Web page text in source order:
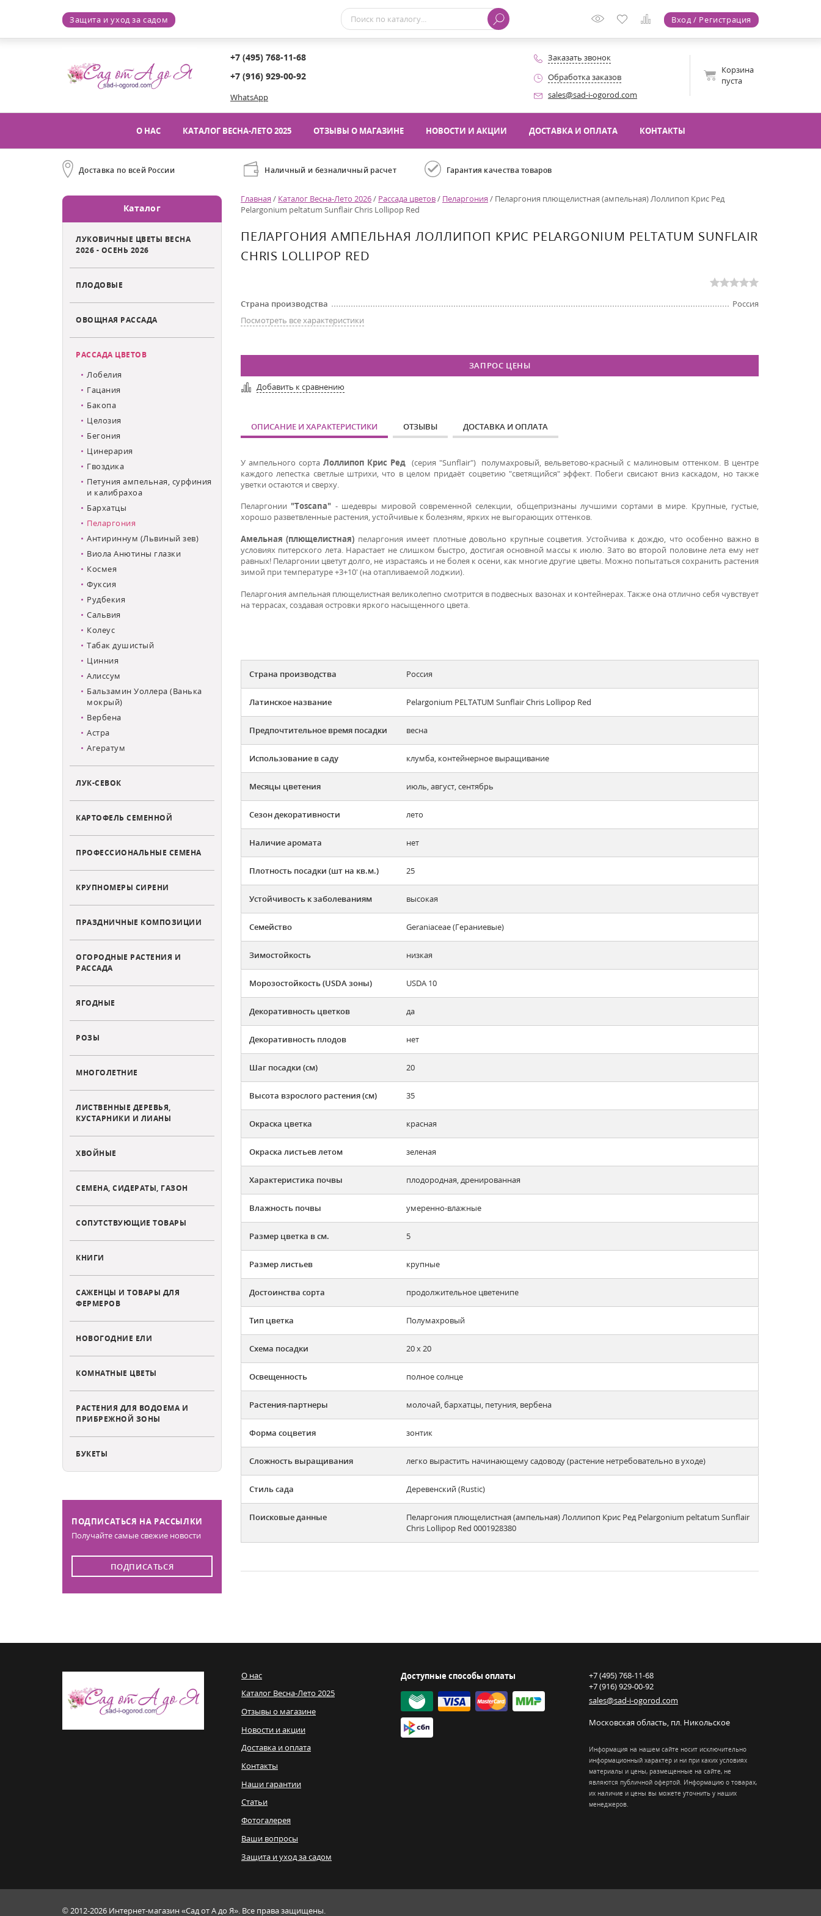
Защита и уход за садом Вход / Регистрация
+7 (495) 768-11-68
+7 (916) 929-00-92
WhatsApp
Заказать звонок
Обработка заказов
sales@sad-i-ogorod.com
Корзина
пуста
О НАС КАТАЛОГ ВЕСНА-ЛЕТО 2025 ОТЗЫВЫ О МАГАЗИНЕ НОВОСТИ И АКЦИИ ДОСТАВКА И ОПЛАТА КОНТАКТЫ
Доставка по всей России Наличный и безналичный расчет Гарантия качества товаров
Каталог
ЛУКОВИЧНЫЕ ЦВЕТЫ ВЕСНА
2026 - ОСЕНЬ 2026
ПЛОДОВЫЕ
ОВОЩНАЯ РАССАДА
РАССАДА ЦВЕТОВ
Лобелия
Гацания
Бакопа
Целозия
Бегония
Цинерария
Гвоздика
Петуния ампельная, сурфиния
и калибрахоа
Бархатцы
Пеларгония
Антириннум (Львиный зев)
Виола Анютины глазки
Космея
Фуксия
Рудбекия
Сальвия
Колеус
Табак душистый
Цинния
Алиссум
Бальзамин Уоллера (Ванька
мокрый)
Вербена
Астра
Агератум
ЛУК-СЕВОК
КАРТОФЕЛЬ СЕМЕННОЙ
ПРОФЕССИОНАЛЬНЫЕ СЕМЕНА
КРУПНОМЕРЫ СИРЕНИ
ПРАЗДНИЧНЫЕ КОМПОЗИЦИИ
ОГОРОДНЫЕ РАСТЕНИЯ И
РАССАДА
ЯГОДНЫЕ
РОЗЫ
МНОГОЛЕТНИЕ
ЛИСТВЕННЫЕ ДЕРЕВЬЯ,
КУСТАРНИКИ И ЛИАНЫ
ХВОЙНЫЕ
СЕМЕНА, СИДЕРАТЫ, ГАЗОН
СОПУТСТВУЮЩИЕ ТОВАРЫ
КНИГИ
САЖЕНЦЫ И ТОВАРЫ ДЛЯ
ФЕРМЕРОВ
НОВОГОДНИЕ ЕЛИ
КОМНАТНЫЕ ЦВЕТЫ
РАСТЕНИЯ ДЛЯ ВОДОЕМА И
ПРИБРЕЖНОЙ ЗОНЫ
БУКЕТЫ
ПОДПИСАТЬСЯ НА РАССЫЛКИ
Получайте самые свежие новости
ПОДПИСАТЬСЯ
Главная / Каталог Весна-Лето 2026/ Рассада цветов/ Пеларгония / Пеларгония плющелистная (ампельная) Лоллипоп Крис Ред
Pelargonium peltatum Sunflair Chris Lollipop Red
ПЕЛАРГОНИЯ АМПЕЛЬНАЯ ЛОЛЛИПОП КРИС PELARGONIUM PELTATUM SUNFLAIR
CHRIS LOLLIPOP RED
Страна производства
Россия
Посмотреть все характеристики
ЗАПРОС ЦЕНЫ
Добавить к сравнению
ОПИСАНИЕ И ХАРАКТЕРИСТИКИ ОТЗЫВЫ ДОСТАВКА И ОПЛАТА
У ампельного сорта Лоллипоп Крис Ред (серия "Sunflair")полумахровый, вельветово-красный с малиновым оттенком. В центре
каждого лепестка светлые штрихи, что в целом придаёт соцветию "светящийся" эффект. Побеги свисают вниз каскадом, но также
уветки остаются и сверху.
Пеларгонии "Toscana" - шедевры мировой современной селекции, общепризнаны лучшими сортами в мире. Крупные, густые,
хорошо разветвленные растения, устойчивые к болезням, ярких не выгорающих оттенков.
Амельная (плющелистная) пеларгония имеет плотные довольно крупные соцветия. Устойчива к дождю, что особенно важно в
условиях питерского лета. Нарастает не слишком быстро, достигая основной массы к июлю. Зато во второй половине лета ему нет
равных! Пеларгонии цветут долго, не израстаясь и не болея к осени, как многие другие цветы. Можно попытаться сохранить растения
зимой при температуре +3+10' (на отапливаемой лоджии).
Пеларгония ампельная плющелистная великолепно смотрится в подвесных вазонах и контейнерах. Также она отлично себя чувствует
на террасах, создавая островки яркого насыщенного цвета.
Страна производства Россия
Латинское название Pelargonium PELTATUM Sunflair Chris Lollipop Red
Предпочтительное время посадки весна
Использование в саду клумба, контейнерное выращивание
Месяцы цветения июль, август, сентябрь
Сезон декоративности лето
Наличие аромата нет
Плотность посадки (шт на кв.м.) 25
Устойчивость к заболеваниям высокая
Семейство Geraniaceae (Гераниевые)
Зимостойкость низкая
Морозостойкость (USDA зоны) USDA 10
Декоративность цветков да
Декоративность плодов нет
Шаг посадки (см) 20
Высота взрослого растения (см) 35
Окраска цветка красная
Окраска листьев летом зеленая
Характеристика почвы плодородная, дренированная
Влажность почвы умеренно-влажные
Размер цветка в см. 5
Размер листьев крупные
Достоинства сорта продолжительное цветенипе
Тип цветка Полумахровый
Схема посадки 20 х 20
Освещенность полное солнце
Растения-партнеры молочай, бархатцы, петуния, вербена
Форма соцветия зонтик
Сложность выращивания легко вырастить начинающему садоводу (растение нетребовательно в уходе)
Стиль сада Деревенский (Rustic)
Поисковые данные
Пеларгония плющелистная (ампельная) Лоллипоп Крис Ред Pelargonium peltatum Sunflair
Chris Lollipop Red 0001928380
О нас
Каталог Весна-Лето 2025
Отзывы о магазине
Новости и акции
Доставка и оплата
Контакты
Наши гарантии
Статьи
Фотогалерея
Ваши вопросы
Защита и уход за садом
Доступные способы оплаты
+7 (495) 768-11-68
+7 (916) 929-00-92
sales@sad-i-ogorod.com
Московская область пл. Никольcкое
Информация на нашем сайте носит исключительно
информационный характер и ни при каких условиях
материалы и цены, размещенные на сайте, не
являются публичной офертой. Информацию о товарах,
их наличие и цены вы можете уточнить у наших
менеджеров.
© 2012-2026 Интернет-магазин «Сад от А до Я». Все права защищены.